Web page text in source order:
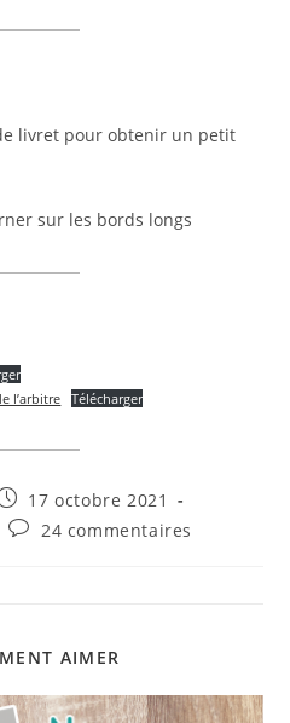
livret pour obtenir un petit
sur les bords longs
l’arbitre Télécharger
publiée :
17 octobre 2021
Commentaires
24 commentaires
AIMER